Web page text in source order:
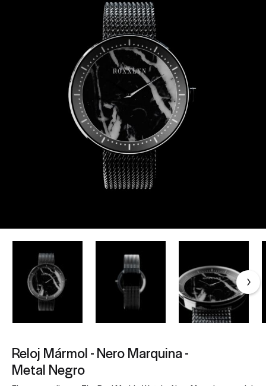
Reloj Mármol - Nero Marquina -
Metal Negro